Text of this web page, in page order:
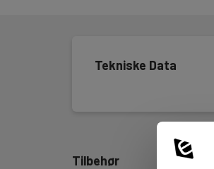
Tekniske Data
Tilbehør